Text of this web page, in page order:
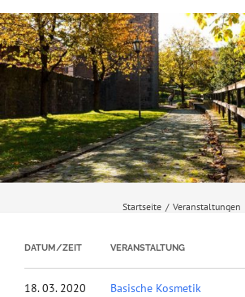
Startseite / Veranstaltungen
DATUM/ZEIT VERANSTALTUNG
18. 03. 2020 Basische Kosmetik